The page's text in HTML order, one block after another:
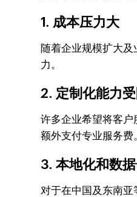
1. 成本压力大
随着企业规模扩大
力。
2. 定制化能力
许多企业希望将客
额外支付专业服务费
3. 本地化和数
对于在中国及东南亚